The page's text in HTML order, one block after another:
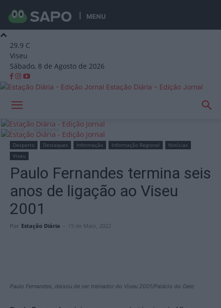
MENU
29.9 C
Viseu
Sábado, 8 de Agosto de 2026
Estação Diária – Edição Jornal
Início Desporto
Desporto Destaques Informação Informação Regional
Notícias
Viseu
Paulo Fernandes termina seis
anos de ligação ao Viseu
2001
Por Estação Diária - 15 de Maio, 2022
Paulo Fernandes, deixou de ser treinador do Viseu 2001/Palácio do Gelo